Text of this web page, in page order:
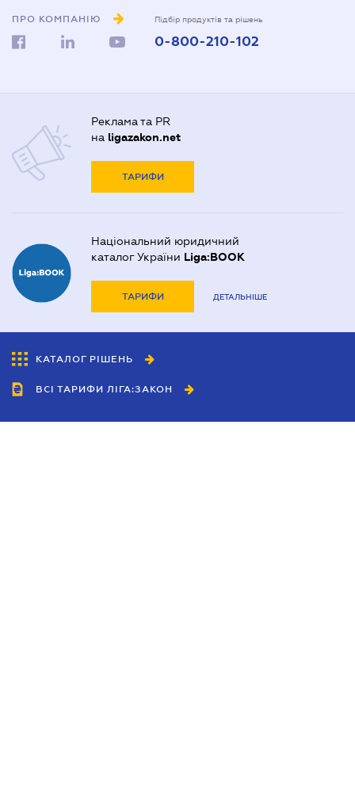
ПРО КОМПАНІЮ Підбір продуктів та рішень
0-800-210-102
Реклама та PR
на ligazakon.net
ТАРИФИ
Національний юридичний
каталог України Liga:BOOK
ТАРИФИ ДЕТАЛЬНІШЕ
КАТАЛОГ РІШЕНЬ
ВСІ ТАРИФИ ЛІГА:ЗАКОН